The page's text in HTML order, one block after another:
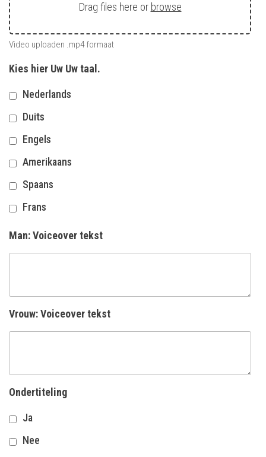
Drag files here or browse
Video uploaden .mp4 formaat
Kies hier Uw Uw taal.
Nederlands
Duits
Engels
Amerikaans
Spaans
Frans
Man: Voiceover tekst
Vrouw: Voiceover tekst
Ondertiteling
Ja
Nee